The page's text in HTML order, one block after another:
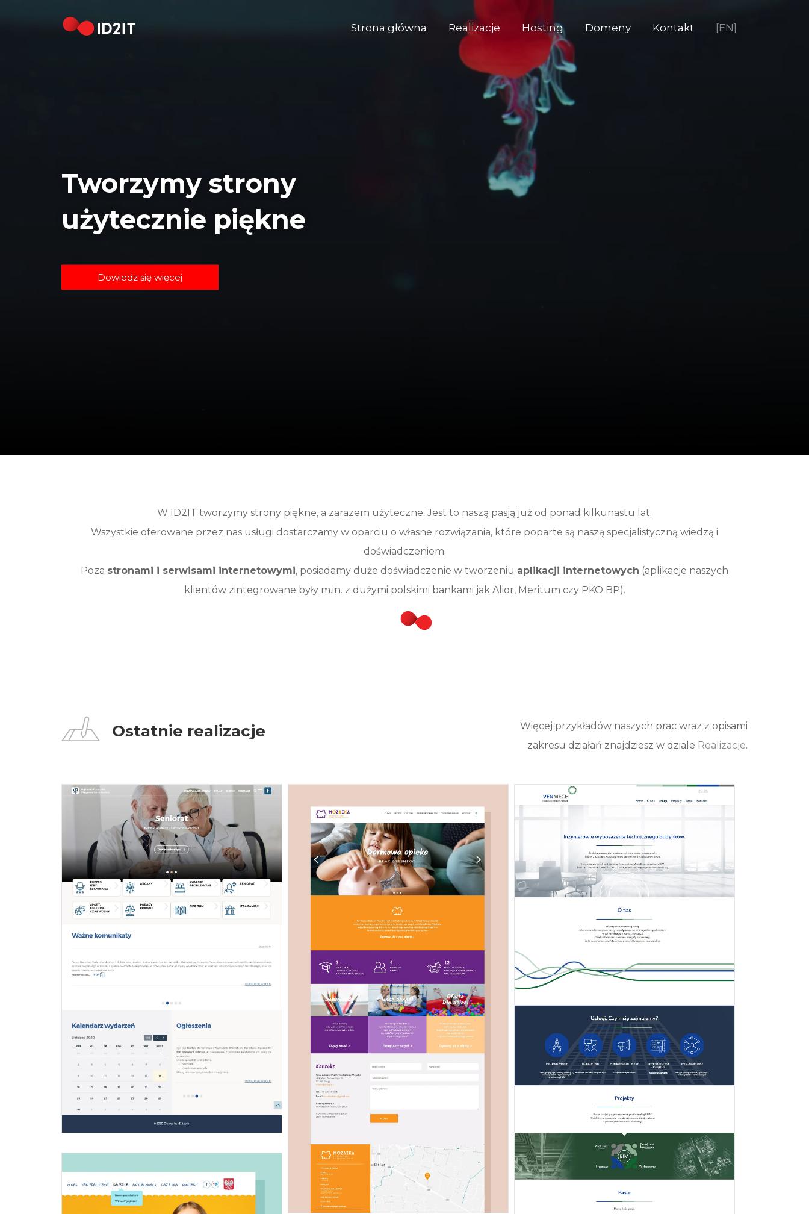
Strona główna Realizacje Hosting Domeny Kontakt [EN]
Tworzymy strony
użytecznie piękne
Dowiedz się więcej
W ID2IT tworzymy strony piękne, a zarazem użyteczne. Jest to naszą pasją już od ponad kilkunastu lat.
Wszystkie oferowane przez nas usługi dostarczamy w oparciu o własne rozwiązania, które poparte są naszą specjalistyczną wiedzą i
doświadczeniem.
Poza stronami i serwisami internetowymi, posiadamy duże doświadczenie w tworzeniu aplikacji internetowych (aplikacje naszych
klientów zintegrowane były m.in. z dużymi polskimi bankami jak Alior, Meritum czy PKO BP).
Ostatnie realizacje
Więcej przykładów naszych prac wraz z opisami
zakresu działań znajdziesz w dziale Realizacje.